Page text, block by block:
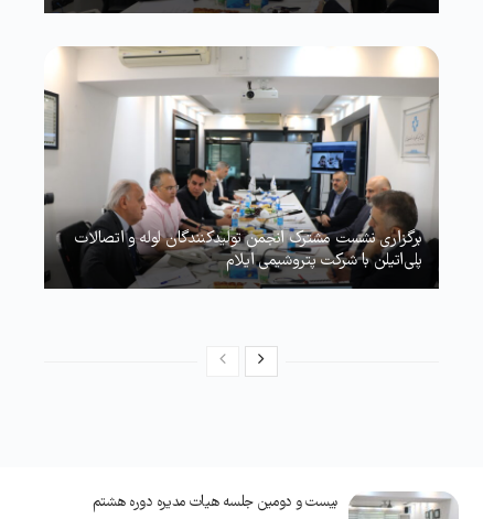
برگزاری نشست مشترک انجمن تولیدکنندگان لوله و اتصالات
پلی‌اتیلن با شرکت پتروشیمی ایلام
بیست و دومین جلسه هیات مدیره دوره هشتم